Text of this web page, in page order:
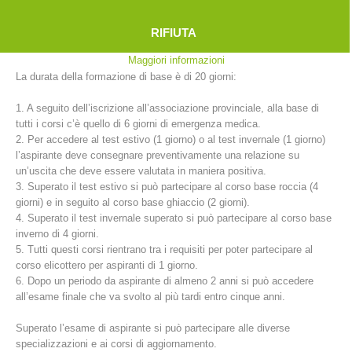
Stazioni del soccorso alpino
pieno titolo ha una durata di due anni e prevede un programma molto
La durata della formazione di base è di 20 giorni:
1. A seguito dell’iscrizione all’associazione provinciale, alla base di
tutti i corsi c’è quello di 6 giorni di emergenza medica.
2. Per accedere al test estivo (1 giorno) o al test invernale (1 giorno)
l’aspirante deve consegnare preventivamente una relazione su
un’uscita che deve essere valutata in maniera positiva.
3. Superato il test estivo si può partecipare al corso base roccia (4
giorni) e in seguito al corso base ghiaccio (2 giorni).
4. Superato il test invernale superato si può partecipare al corso base
inverno di 4 giorni.
5. Tutti questi corsi rientrano tra i requisiti per poter partecipare al
corso elicottero per aspiranti di 1 giorno.
6. Dopo un periodo da aspirante di almeno 2 anni si può accedere
all’esame finale che va svolto al più tardi entro cinque anni.
Superato l’esame di aspirante si può partecipare alle diverse
specializzazioni e ai corsi di aggiornamento.
RIFIUTA
Maggiori informazioni